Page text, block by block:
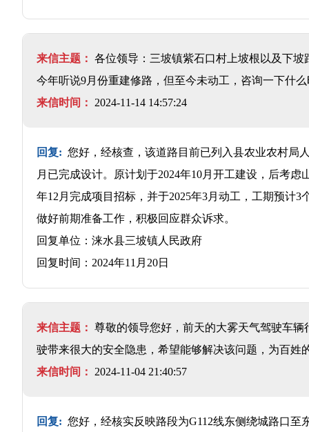
来信主题： 各位领导：三坡镇紫石口村上坡根以及下
今年听说9月份重建修路，但至今未动工，咨询一下什
来信时间：
2024-11-14 14:57:24
回复: 您好，经核查，该道路目前已列入县农业农村局
月已完成设计。原计划于2024年10月开工建设，后考
年12月完成项目招标，并于2025年3月动工，工期预计
做好前期准备工作，积极回应群众诉求。
回复单位：涞水县三坡镇人民政府
回复时间：2024年11月20日
来信主题： 尊敬的领导您好，前天的大雾天气驾驶车
驶带来很大的安全隐患，希望能够解决该问题，为百姓
来信时间：
2024-11-04 21:40:57
回复: 您好，经核实反映路段为G112线东侧绕城路口